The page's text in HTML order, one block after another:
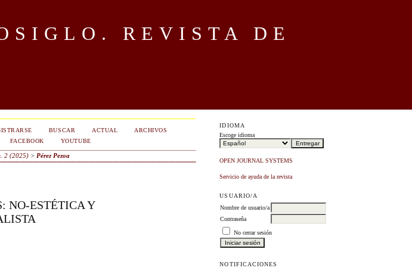
REVISTA DE
IDIOMA
Escoge idioma
OPEN JOURNAL SYSTEMS
Servicio de ayuda de la revista
USUARIO/A
Nombre de usuario/a
Contraseña
No cerrar sesión
NOTIFICACIONES
BUSCAR ACTUAL
ARCHIVOS
FACEBOOK YOUTUBE
2 (2025) > Pérez Pezoa
NO-ESTÉTICA Y